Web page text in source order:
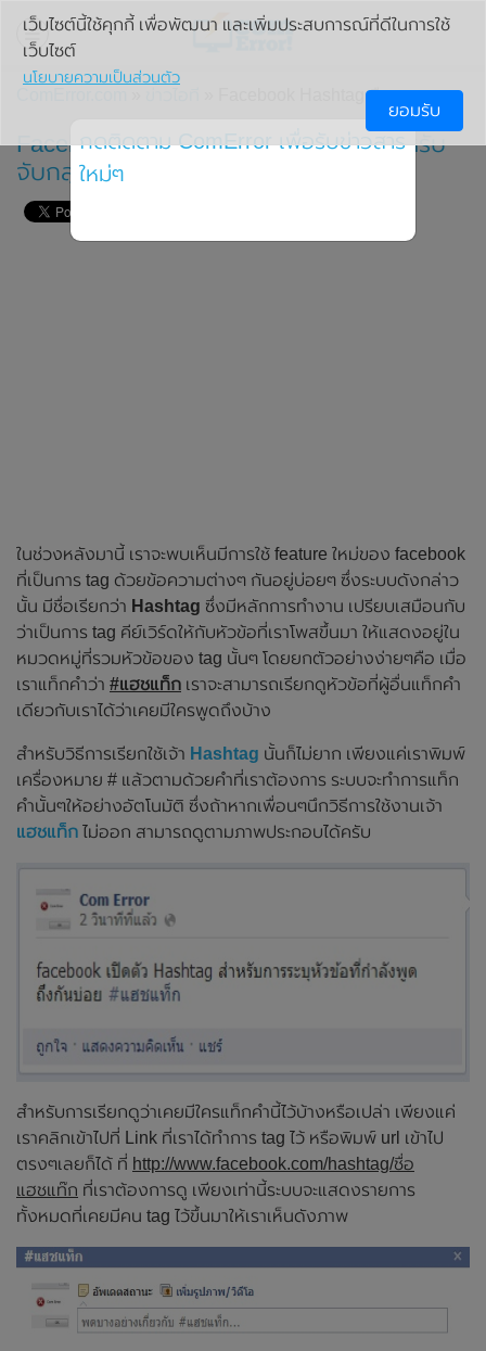
» Facebook Hashtag คือ
Facebook เปิดตัวระบบใหม่ Hashtag สำหรับ
จับกลุ่มการโพสยอดฮิต
ในช่วงหลังมานี้ เราจะพบเห็นมีการใช้ feature ใหม่ของ facebook
ที่เป็นการ tag ด้วยข้อความต่างๆ กันอยู่บ่อยๆ ซึ่งระบบดังกล่าว
นั้น มีชื่อเรียกว่า Hashtag ซึ่งมีหลักการทำงาน เปรียบเสมือนกับ
ว่าเป็นการ tag คีย์เวิร์ดให้กับหัวข้อที่เราโพสขึ้นมา ให้แสดงอยู่ใน
หมวดหมู่ที่รวมหัวข้อของ tag นั้นๆ โดยยกตัวอย่างง่ายๆคือ เมื่อ
เราแท็กคำว่า #แฮชแท็ก เราจะสามารถเรียกดูหัวข้อที่ผู้อื่นแท็กคำ
เดียวกับเราได้ว่าเคยมีใครพูดถึงบ้าง
สำหรับวิธีการเรียกใช้เจ้า Hashtag นั้นก็ไม่ยาก เพียงแค่เราพิมพ์
เครื่องหมาย # แล้วตามด้วยคำที่เราต้องการ ระบบจะทำการแท็ก
คำนั้นๆให้อย่างอัตโนมัติ ซึ่งถ้าหากเพื่อนๆนึกวิธีการใช้งานเจ้า
แฮชแท็ก ไม่ออก สามารถดูตามภาพประกอบได้ครับ
สำหรับการเรียกดูว่าเคยมีใครแท็กคำนี้ไว้บ้างหรือเปล่า เพียงแค่
เราคลิกเข้าไปที่ Link ที่เราได้ทำการ tag ไว้ หรือพิมพ์ url เข้าไป
ตรงๆเลยก็ได้ ที่ http://www.facebook.com/hashtag/ชื่อ
แฮชแท๊ก ที่เราต้องการดู เพียงเท่านี้ระบบจะแสดงรายการ
ทั้งหมดที่เคยมีคน tag ไว้ขึ้นมาให้เราเห็นดังภาพ
เว็บไซต์นี้ใช้คุกกี้ เพื่อพัฒนา และเพิ่มประสบการณ์ที่ดีในการใช้
เว็บไซต์
นโยบายความเป็นส่วนตัว
ยอมรับ
กดติดตาม ComError เพื่อรับข่าวสาร
ใหม่ๆ